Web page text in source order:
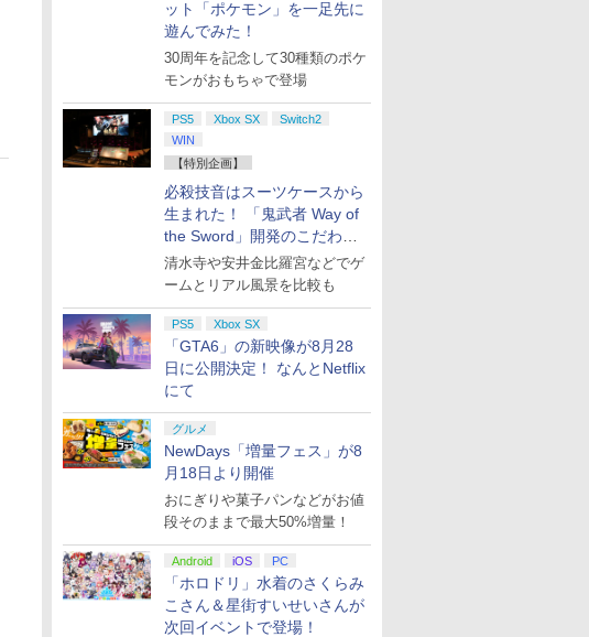
ット「ポケモン」を一足先に
遊んでみた！
30周年を記念して30種類のポケ
モンがおもちゃで登場
PS5 Xbox SX
Switch2
WIN
【特別企画】
必殺技音はスーツケースから
生まれた！ 「鬼武者 Way of
the Sword」開発のこだわり
を目撃！
清水寺や安井金比羅宮などでゲ
ームとリアル風景を比較も
PS5 Xbox SX
「GTA6」の新映像が8月28
日に公開決定！ なんとNetflix
にて
グルメ
NewDays「増量フェス」が8
月18日より開催
おにぎりや菓子パンなどがお値
段そのままで最大50%増量！
Android iOS PC
「ホロドリ」水着のさくらみ
こさん＆星街すいせいさんが
次回イベントで登場！